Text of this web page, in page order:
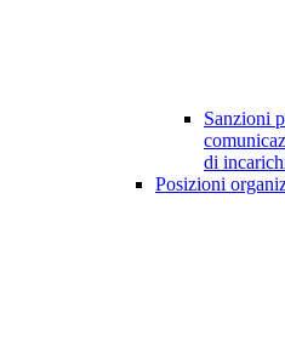
Sanzioni
di
Posizioni